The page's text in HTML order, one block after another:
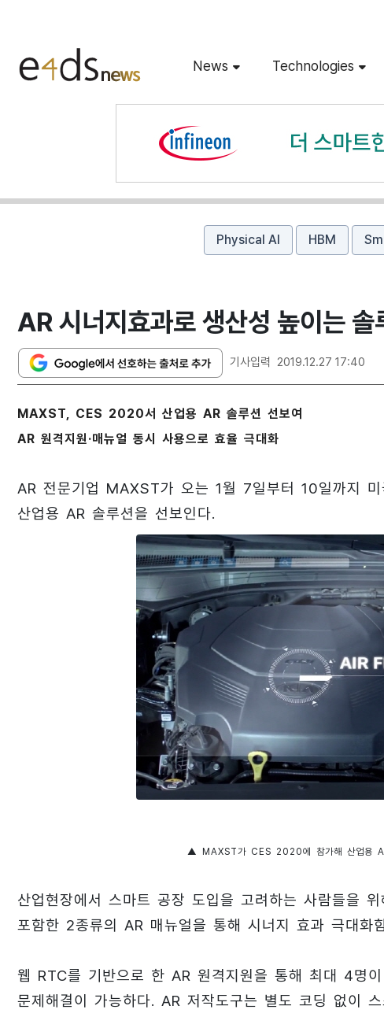
News Technologies
Physical AI HBM
AR 시너지효과로 생산성 높이는 솔
기사입력 2019.12.27 17:40
MAXST, CES 2020서 산업용 AR 솔루션 선보여
AR 원격지원·매뉴얼 동시 사용으로 효율 극대화
AR 전문기업 MAXST가 오는 1월 7일부터 10일까지
산업용 AR 솔루션을 선보인다.
▲ MAXST가 CES 2020에 참가해 산업용
산업현장에서 스마트 공장 도입을 고려하는 사람들을
포함한 2종류의 AR 매뉴얼을 통해 시너지 효과 극대화
웹 RTC를 기반으로 한 AR 원격지원을 통해 최대 4명
문제해결이 가능하다. AR 저작도구는 별도 코딩 없이